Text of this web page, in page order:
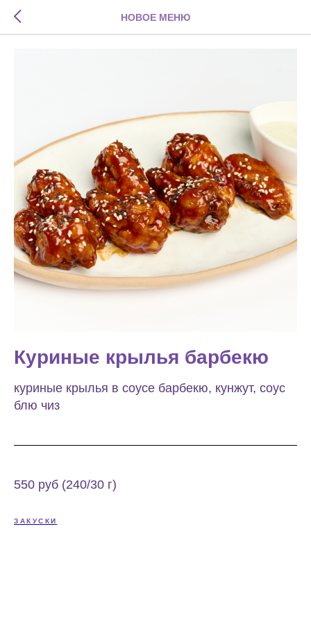
НОВОЕ МЕНЮ
Куриные крылья барбекю
куриные крылья в соусе барбекю, кунжут, соус
блю чиз
550 руб (240/30 г)
ЗАКУСКИ